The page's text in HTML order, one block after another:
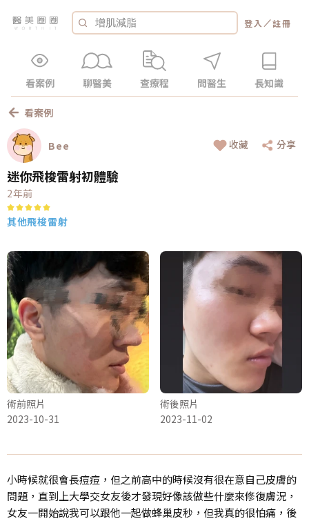
登入 ／註冊
看案例 聊醫美 查療程 問醫生 長知識
看案例
Bee 收藏 分享
迷你飛梭雷射初體驗
2年前
其他飛梭雷射
術前照片
2023-10-31
術後照片
2023-11-02
小時候就很會長痘痘，但之前高中的時候沒有很在意自己皮膚的
問題，直到上大學交女友後才發現好像該做些什麼來修復膚況，
女友一開始說我可以跟他一起做蜂巢皮秒，但我真的很怕痛，後